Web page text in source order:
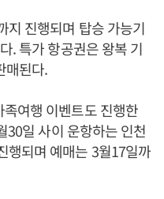
지 진행되며 탑승 가능기
. 특가 항공권은 왕복 기
매된다.
여행 이벤트도 진행한
30일 사이 운항하는 인천
행되며 예매는 3월17일까